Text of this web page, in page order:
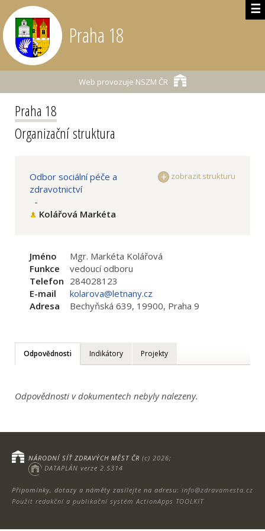
☰
Praha 18
Web provozuje NSZM ČR
Praha 18
Organizační struktura
zobrazit strukturu
Odbor sociální péče a
zdravotnictví
-
Kolářová Markéta
Jméno
Mgr. Markéta Kolářová
Funkce
vedoucí odboru
Telefon 284028123
E-mail
kolarova@letnany.cz
Adresa
Bechyňská 639, 19900, Praha 9
Odpovědnosti Indikátory Projekty
Odpovědnosti v dokumentech nebyly nalezeny.
Připomínky, dotazy a náměty zasílejte na adresu: info@zdravamesta.cz
Použit redakční a publikační systém ActionApps TOOLKIT
NÁRODNÍ SÍŤ ZDRAVÝCH MĚST ČR (c) 2026;
DATAPLÁN verze 2.5314